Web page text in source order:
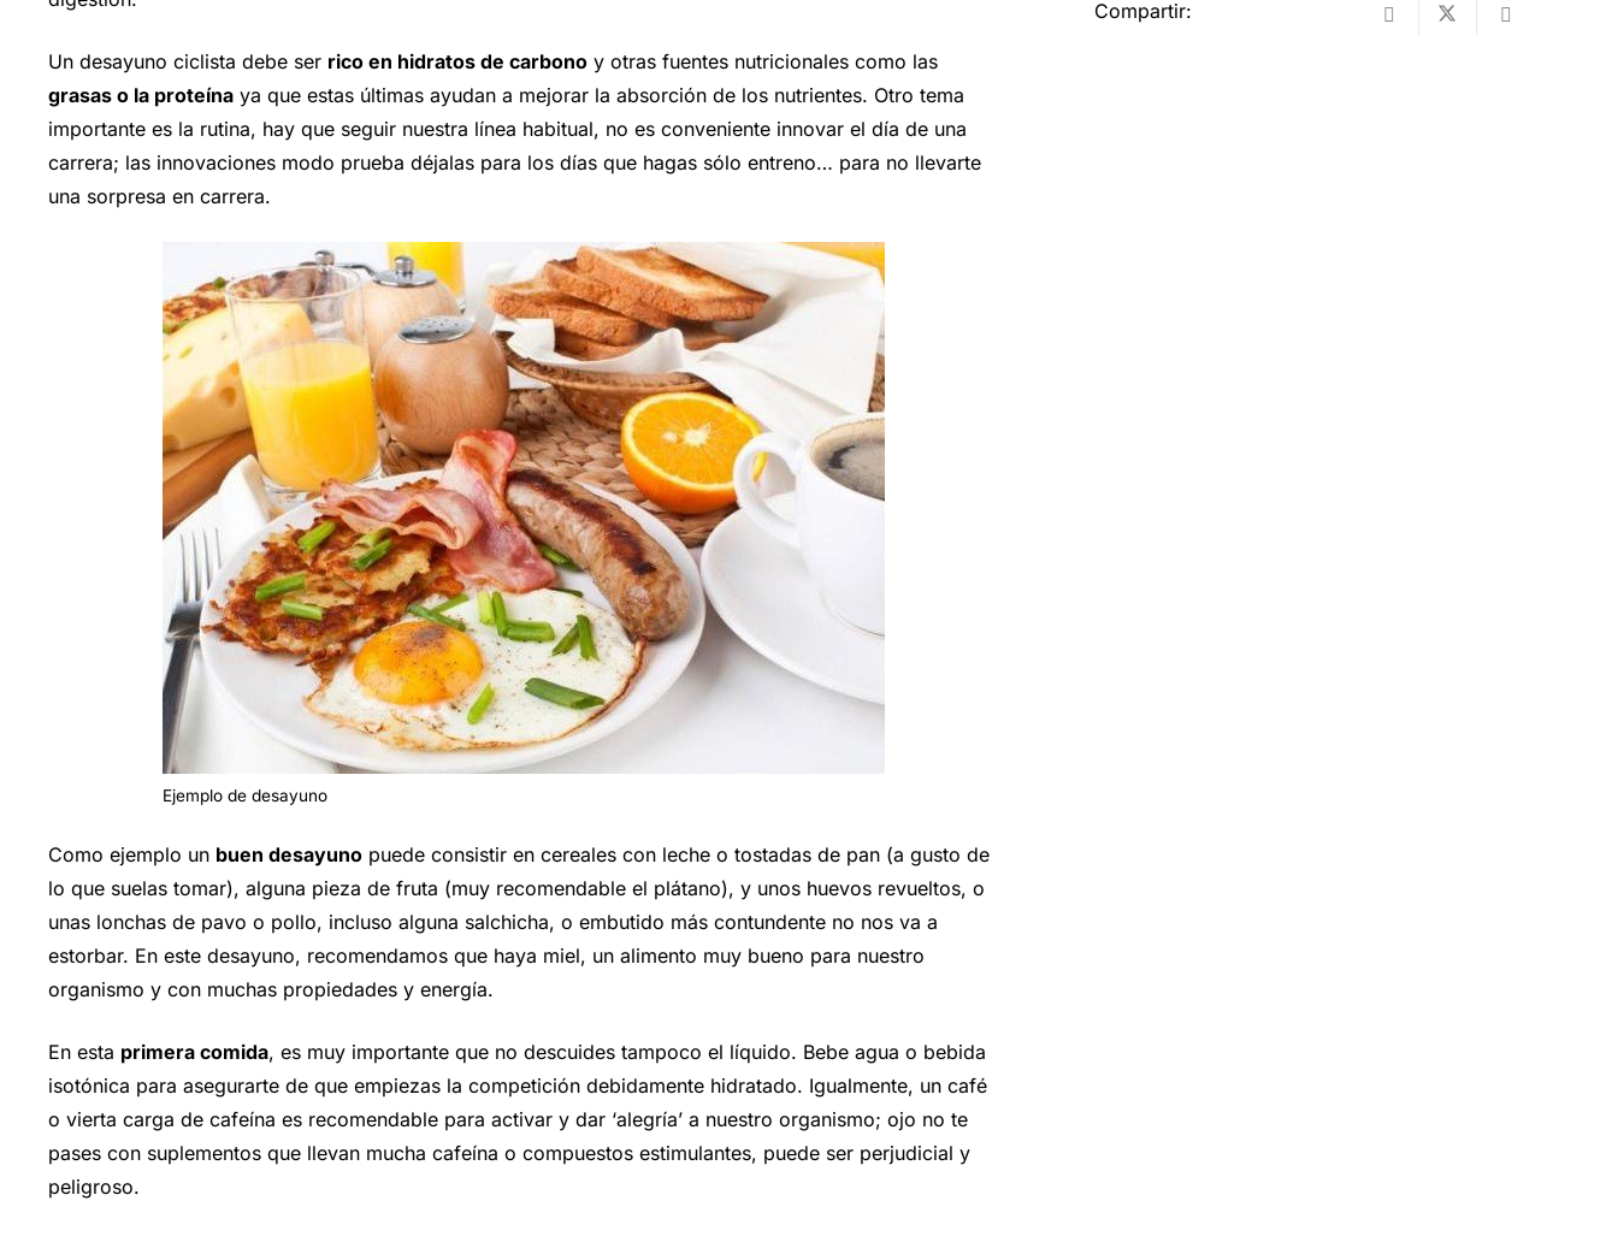
Un desayuno ciclista debe ser rico en hidratos de carbono y otras fuentes nutricionales como las
grasas o la proteína ya que estas últimas ayudan a mejorar la absorción de los nutrientes. Otro tema
importante es la rutina, hay que seguir nuestra línea habitual, no es conveniente innovar el día de una
carrera; las innovaciones modo prueba déjalas para los días que hagas sólo entreno… para no llevarte
una sorpresa en carrera.
Ejemplo de desayuno
Como ejemplo un buen desayuno puede consistir en cereales con leche o tostadas de pan (a gusto de
lo que suelas tomar), alguna pieza de fruta (muy recomendable el plátano), y unos huevos revueltos, o
unas lonchas de pavo o pollo, incluso alguna salchicha, o embutido más contundente no nos va a
estorbar. En este desayuno, recomendamos que haya miel, un alimento muy bueno para nuestro
organismo y con muchas propiedades y energía.
En esta primera comida, es muy importante que no descuides tampoco el líquido. Bebe agua o bebida
isotónica para asegurarte de que empiezas la competición debidamente hidratado. Igualmente, un café
o vierta carga de cafeína es recomendable para activar y dar ‘alegría’ a nuestro organismo; ojo no te
pases con suplementos que llevan mucha cafeína o compuestos estimulantes, puede ser perjudicial y
peligroso.
Compartir: